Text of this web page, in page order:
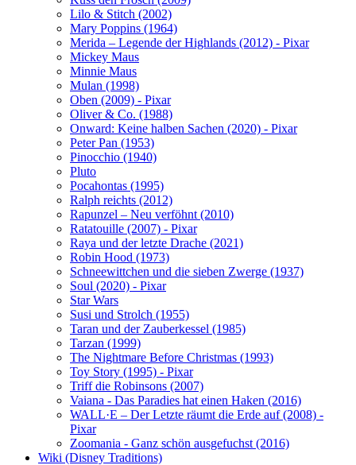
Lilo & Stitch (2002)
Mary Poppins (1964)
Merida – Legende der Highlands (2012) - Pixar
Mickey Maus
Minnie Maus
Mulan (1998)
Oben (2009) - Pixar
Oliver & Co. (1988)
Onward: Keine halben Sachen (2020) - Pixar
Peter Pan (1953)
Pinocchio (1940)
Pluto
Pocahontas (1995)
Ralph reichts (2012)
Rapunzel – Neu verföhnt (2010)
Ratatouille (2007) - Pixar
Raya und der letzte Drache (2021)
Robin Hood (1973)
Schneewittchen und die sieben Zwerge (1937)
Soul (2020) - Pixar
Star Wars
Susi und Strolch (1955)
Taran und der Zauberkessel (1985)
Tarzan (1999)
The Nightmare Before Christmas (1993)
Toy Story (1995) - Pixar
Triff die Robinsons (2007)
Vaiana - Das Paradies hat einen Haken (2016)
WALL·E – Der Letzte räumt die Erde auf (2008) -
Pixar
Zoomania - Ganz schön ausgefuchst (2016)
Wiki (Disney Traditions)